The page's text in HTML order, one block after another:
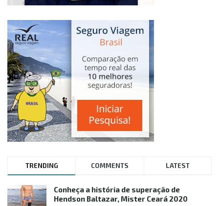
TRENDING COMMENTS LATEST
Conheça a história de superação de
Hendson Baltazar, Mister Ceará 2020